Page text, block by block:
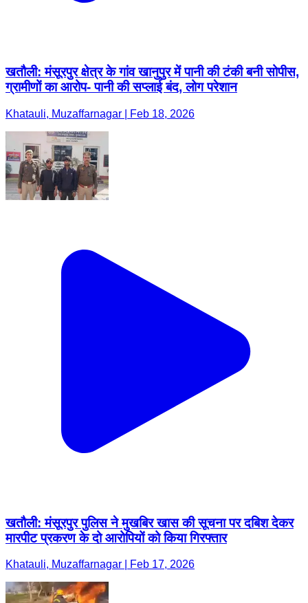
खतौली: मंसूरपुर क्षेत्र के गांव खानुपुर में पानी की टंकी बनी सोपीस,
ग्रामीणों का आरोप- पानी की सप्लाई बंद, लोग परेशान
Khatauli, Muzaffarnagar | Feb 18, 2026
खतौली: मंसूरपुर पुलिस ने मुखबिर खास की सूचना पर दबिश देकर
मारपीट प्रकरण के दो आरोपियों को किया गिरफ्तार
Khatauli, Muzaffarnagar | Feb 17, 2026